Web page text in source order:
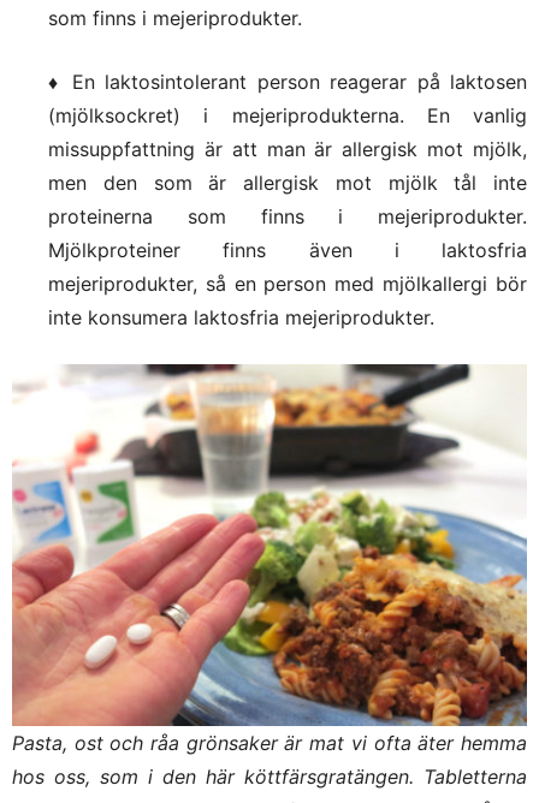
som finns i mejeriprodukter.
♦ En laktosintolerant person reagerar på laktosen
(mjölksockret) i mejeriprodukterna. En vanlig
missuppfattning är att man är allergisk mot mjölk,
men den som är allergisk mot mjölk tål inte
proteinerna som finns i mejeriprodukter.
Mjölkproteiner finns även i laktosfria
mejeriprodukter, så en person med mjölkallergi bör
inte konsumera laktosfria mejeriprodukter.
Pasta, ost och råa grönsaker är mat vi ofta äter hemma
hos oss, som i den här köttfärsgratängen. Tabletterna